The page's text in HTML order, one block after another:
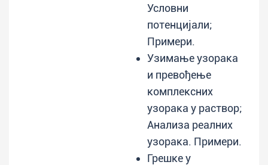
Условни
потенцијали;
Примери.
Узимање узорака
и превођење
комплексних
узорака у раствор;
Анализа реалних
узорака. Примери.
Грешке у